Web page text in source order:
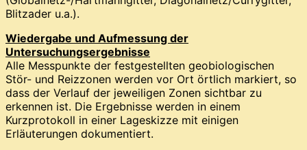
Blitzader u.a.).
Wiedergabe und Aufmessung der
Untersuchungsergebnisse
Alle Messpunkte der festgestellten geobiologischen
Stör- und Reizzonen werden vor Ort örtlich markiert, so
dass der Verlauf der jeweiligen Zonen sichtbar zu
erkennen ist. Die Ergebnisse werden in einem
Kurzprotokoll in einer Lageskizze mit einigen
Erläuterungen dokumentiert.